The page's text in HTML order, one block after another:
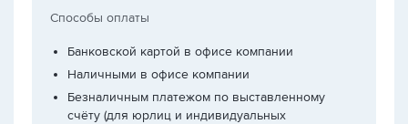
Способы оплаты
Банковской картой в офисе компании
Наличными в офисе компании
Безналичным платежом по выставленному
счёту (для юрлиц и индивидуальных